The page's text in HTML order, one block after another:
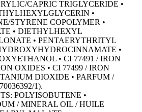
CAPRIC TRIGLYCERIDE •
•
STYRENE COPOLYMER •
• DIETHYLHEXYL
• PENTAERYTHRITYL
•
• CI 77491 / IRON
OXIDES • CI 77499 / IRON
DIOXIDE • PARFUM /
1).
POLYISOBUTENE •
/ MINERAL OIL / HUILE